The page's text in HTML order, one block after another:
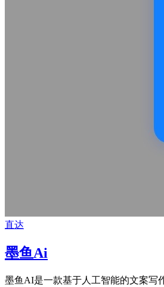
直达
墨鱼Ai
墨鱼AI是一款基于人工智能的文案写